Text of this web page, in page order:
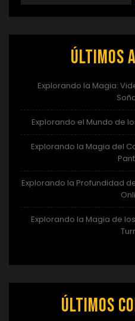
Últimos
Explorando la Magia:
Explorando el Mundo de
Explorando la Magia del
Explorando la Profundidad
Explorando la Magia de
Últimos